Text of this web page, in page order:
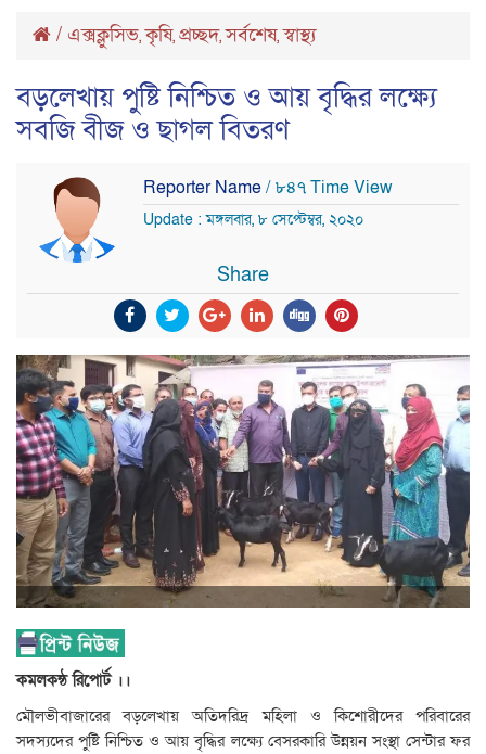
/ এক্সক্লুসিভ,কৃষি, প্রচ্ছদ,সর্বশেষ,স্বাস্থ্য
বড়লেখায় পুষ্টি নিশ্চিত ও আয় বৃদ্ধির লক্ষ্যে
সবজি বীজ ও ছাগল বিতরণ
Reporter Name/ ৮৪৭ Time View
Update : মঙ্গলবার, ৮ সেপ্টেম্বর, ২০২০
Share
কমলকন্ঠ রিপোর্ট ।।
মৌলভীবাজারের বড়লেখায় অতিদরিদ্র মহিলা ও কিশোরীদের পরিবারের
সদস্যদের পুষ্টি নিশ্চিত ও আয় বৃদ্ধির লক্ষ্যে বেসরকারি উন্নয়ন সংস্থা সেন্টার ফর